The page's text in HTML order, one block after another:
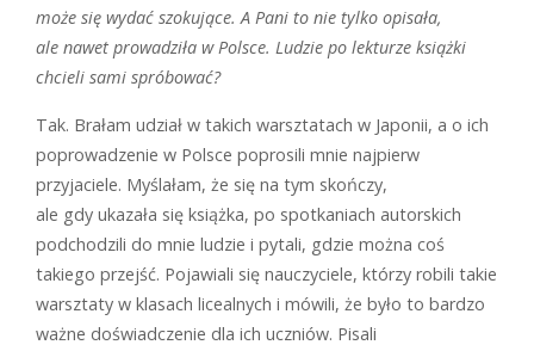
może się wydać szokujące. A Pani to nie tylko opisała,
ale nawet prowadziła w Polsce. Ludzie po lekturze książki
chcieli sami spróbować?
Tak. Brałam udział w takich warsztatach w Japonii, a o ich
poprowadzenie w Polsce poprosili mnie najpierw
przyjaciele. Myślałam, że się na tym skończy,
ale gdy ukazała się książka, po spotkaniach autorskich
podchodzili do mnie ludzie i pytali, gdzie można coś
takiego przejść. Pojawiali się nauczyciele, którzy robili takie
warsztaty w klasach licealnych i mówili, że było to bardzo
ważne doświadczenie dla ich uczniów. Pisali